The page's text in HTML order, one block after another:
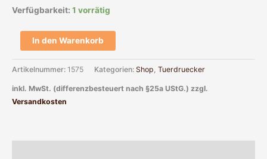
Verfügbarkeit: 1 vorrätig
In den Warenkorb
Artikelnummer: 1575 Kategorien: Shop Tuerdruecker
inkl. MwSt. (differenzbesteuert nach §25a UStG.) zzgl.
Versandkosten